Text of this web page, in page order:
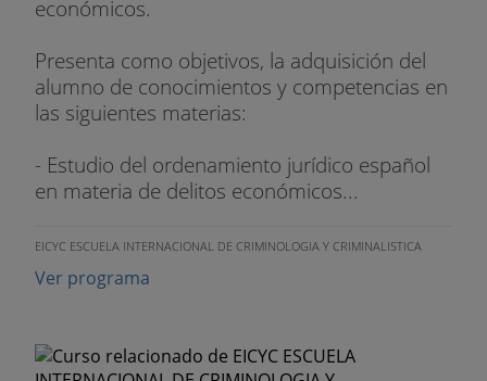
económicos.
Presenta como objetivos, la adquisición del
alumno de conocimientos y competencias en
las siguientes materias:
- Estudio del ordenamiento jurídico español
en materia de delitos económicos...
EICYC ESCUELA INTERNACIONAL DE CRIMINOLOGIA Y CRIMINALISTICA
Ver programa